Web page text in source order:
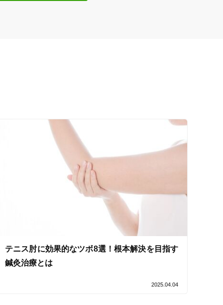
セルフケアアドバイス
テニス肘に効果的なツボ8選！根本解決を目指す
鍼灸治療とは
2025.04.04